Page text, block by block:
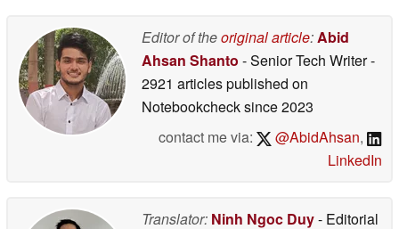
Editor of theoriginal article:Abid
Ahsan Shanto - Senior Tech Writer-
2921 articles published on
Notebookchecksince 2023
contact me via:
@AbidAhsan,
LinkedIn
Translator: Ninh Ngoc Duy- Editorial